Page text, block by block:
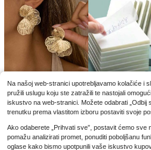
4.32€ 3.25€
Na našoj web-stranici upotrebljavamo kolačiće i
pružili uslugu koju ste zatražili te nastojali
iskustvo na web-stranici. Možete odabrati „Odbij
trenutku prema vlastitom izboru postaviti svoje
Ako odaberete „Prihvati sve”, postavit ćemo sve
pomažu analizirati promet, ponuditi poboljšanu
oglase kako bismo upotpunili vaše iskustvo